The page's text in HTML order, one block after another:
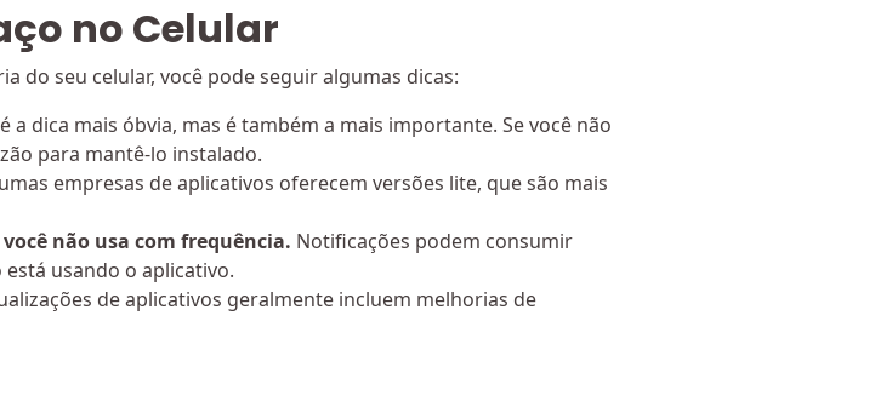
no Celular
do seu celular, você pode seguir algumas dicas:
é a dica mais óbvia, mas é também a mais importante. Se você não
para mantê-lo instalado.
empresas de aplicativos oferecem versões lite, que são mais
não usa com frequência. Notificações podem consumir
usando o aplicativo.
de aplicativos geralmente incluem melhorias de